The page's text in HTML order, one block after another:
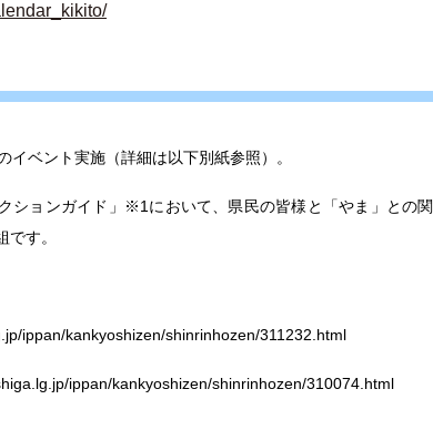
ベント実施（詳細は以下別紙参照）。
ションガイド」※1において、県民の皆様と「やま」との関
す。
ippan/kankyoshizen/shinrinhozen/311232.html
ippan/kankyoshizen/shinrinhozen/310074.html